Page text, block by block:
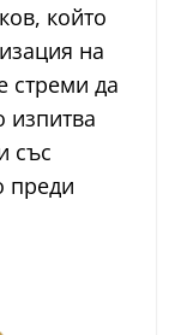
който
на
стреми да
изпитва
със
преди